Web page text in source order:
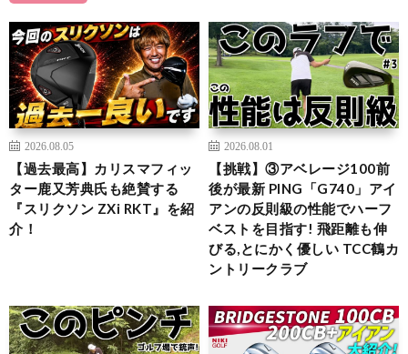
2026.08.05
【過去最高】カリスマフィッ
ター鹿又芳典氏も絶賛する
『スリクソン ZXi RKT』を紹
介！
2026.08.01
【挑戦】③アベレージ100前
後が最新 PING「G740」アイ
アンの反則級の性能でハーフ
ベストを目指す! 飛距離も伸
びる,とにかく優しい TCC鶴カ
ントリークラブ